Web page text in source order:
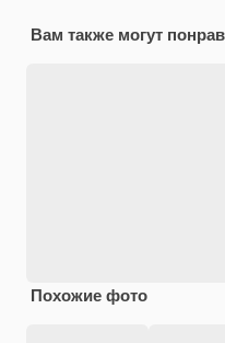
Вам также могут
Похожие фото